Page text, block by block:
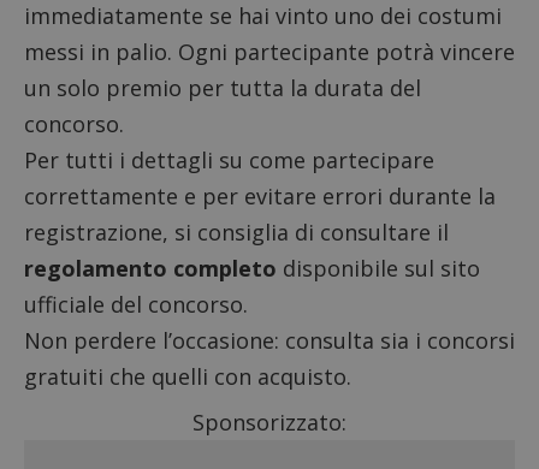
immediatamente se hai vinto uno dei costumi
messi in palio. Ogni partecipante potrà vincere
un solo premio per tutta la durata del
concorso.
Per tutti i dettagli su come partecipare
correttamente e per evitare errori durante la
registrazione, si consiglia di consultare il
regolamento completo disponibile sul sito
ufficiale del concorso.
Non perdere l’occasione: consulta sia i concorsi
gratuiti che quelli con acquisto.
Sponsorizzato: